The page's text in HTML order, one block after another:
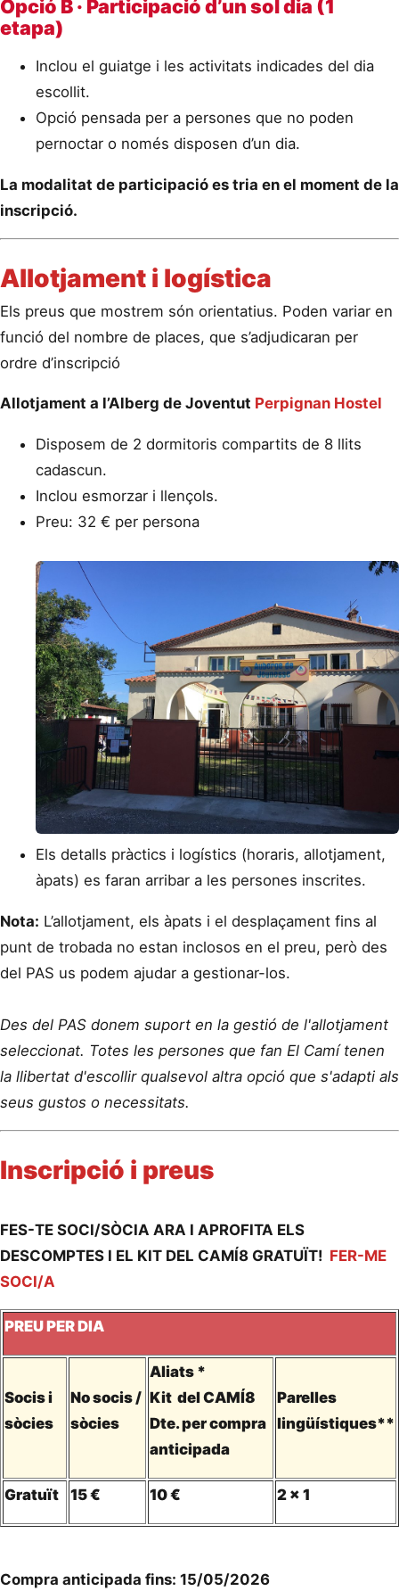
Opció B · Participació d’un sol dia (1
etapa)
Inclou el guiatge i les activitats indicades del dia
escollit.
Opció pensada per a persones que no poden
pernoctar o només disposen d’un dia.
La modalitat de participació es tria en el moment de la
inscripció.
Allotjament i logística
Els preus que mostrem són orientatius. Poden variar en
funció del nombre de places, que s’adjudicaran per
ordre d’inscripció
Allotjament a l’Alberg de Joventut Perpignan Hostel
Disposem de 2 dormitoris compartits de 8 llits
cadascun.
Inclou esmorzar i llençols.
Preu: 32 € per persona
Els detalls pràctics i logístics (horaris, allotjament,
àpats) es faran arribar a les persones inscrites.
Nota: L’allotjament, els àpats i el desplaçament fins al
punt de trobada no estan inclosos en el preu, però des
del PAS us podem ajudar a gestionar-los.
Des del PAS donem suport en la gestió de l'allotjament
seleccionat. Totes les persones que fan El Camí tenen
la llibertat d'escollir qualsevol altra opció que s'adapti als
seus gustos o necessitats.
Inscripció i preus
FES-TE SOCI/SÒCIA ARA I APROFITA ELS
DESCOMPTES I EL KIT DEL CAMÍ8 GRATUÏT! FER-ME
SOCI/A
PREU PER DIA
Socis i
sòcies
No socis /
sòcies
Aliats *
Kit del CAMÍ8
Dte. per compra
anticipada
Parelles
lingüístiques**
Gratuït 15 € 10 € 2 x 1
Compra anticipada fins: 15/05/2026